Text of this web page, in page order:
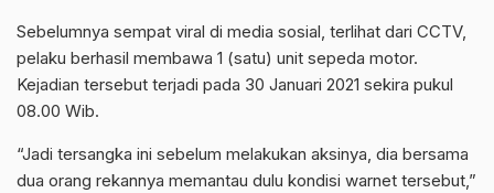
Sebelumnya sempat viral di media sosial, terlihat dari CCTV,
pelaku berhasil membawa 1 (satu) unit sepeda motor.
Kejadian tersebut terjadi pada 30 Januari 2021 sekira pukul
08.00 Wib.
“Jadi tersangka ini sebelum melakukan aksinya, dia bersama
dua orang rekannya memantau dulu kondisi warnet tersebut,”